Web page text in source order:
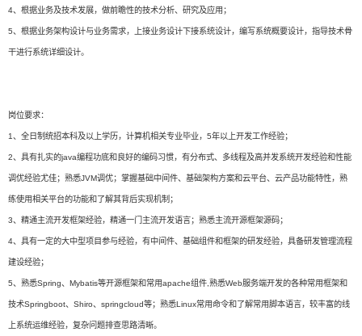
4、根据业务及技术发展，做前瞻性的技术分析、研究及应用；
5、根据业务架构设计与业务需求，上接业务设计下接系统设计，编写系统概要设计，指导技术骨
干进行系统详细设计。
岗位要求：
1、全日制统招本科及以上学历，计算机相关专业毕业，5年以上开发工作经验；
2、具有扎实的java编程功底和良好的编码习惯，有分布式、多线程及高并发系统开发经验和性能
调优经验尤佳；熟悉JVM调优；掌握基础中间件、基础架构方案和云平台、云产品功能特性，熟
练使用相关平台的功能和了解其背后实现机制；
3、精通主流开发框架经验，精通一门主流开发语言；熟悉主流开源框架源码；
4、具有一定的大中型项目参与经验，有中间件、基础组件和框架的研发经验，具备研发管理流程
建设经验；
5、熟悉Spring、Mybatis等开源框架和常用apache组件,熟悉Web服务端开发的各种常用框架和
技术Springboot、Shiro、springcloud等；熟悉Linux常用命令和了解常用脚本语言，较丰富的线
上系统运维经验，复杂问题排查思路清晰。